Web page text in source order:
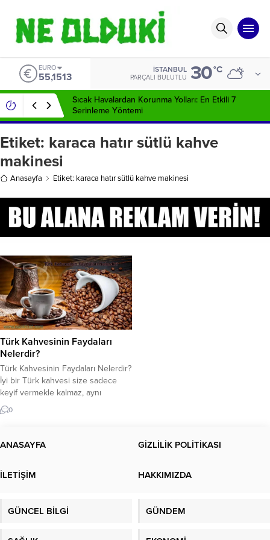
EURO
55,1513
İSTANBUL
PARÇALI BULUTLU 30°C
Sıcak Havalardan Korunma Yolları: En Etkili 7
Serinleme Yöntemi
Etiket: karaca hatır sütlü kahve
makinesi
Anasayfa Etiket: karaca hatır sütlü kahve makinesi
Türk Kahvesinin Faydaları
Nelerdir?
Türk Kahvesinin Faydaları Nelerdir?
İyi bir Türk kahvesi size sadece
keyif vermekle kalmaz, aynı
zamanda sağlığınıza da katkıda
bulunur. Türk Kahvesinin
Tansiyona Faydaları. Türk
sonra bir fincan Türk kahvesi bir
misafir ağırlarken...
0
ANASAYFA GİZLİLİK POLİTİKASI
İLETİŞİM HAKKIMIZDA
GÜNCEL BİLGİ GÜNDEM